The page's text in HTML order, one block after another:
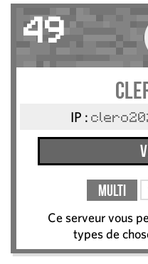
49
IP :
Multi
Ce serveur vous
types de